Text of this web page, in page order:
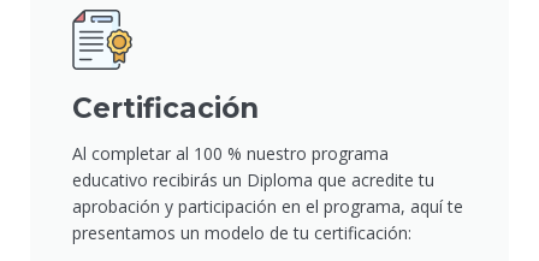
Certificación
Al completar al 100 % nuestro programa
educativo recibirás un Diploma que acredite tu
aprobación y participación en el programa, aquí te
presentamos un modelo de tu certificación: